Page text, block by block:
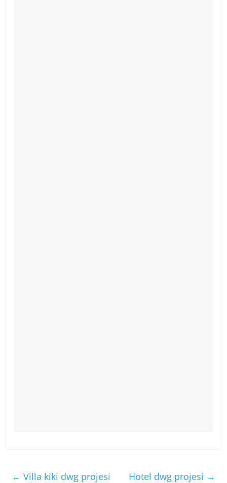
← Villa kiki dwg projesi Hotel dwg projesi →